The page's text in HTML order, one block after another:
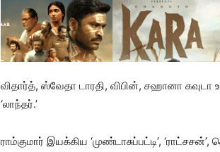
விதார்த், ஸ்வேதா டாரதி, விபின், சஹானா
‘லாந்தர்.’
ராம்குமார் இயக்கிய ‘முண்டாசுப்பட்டி’,